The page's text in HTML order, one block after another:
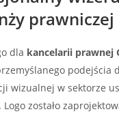
prawniczej
dla kancelarii prawnej
podejścia
wizualnej w sektorze
zostało